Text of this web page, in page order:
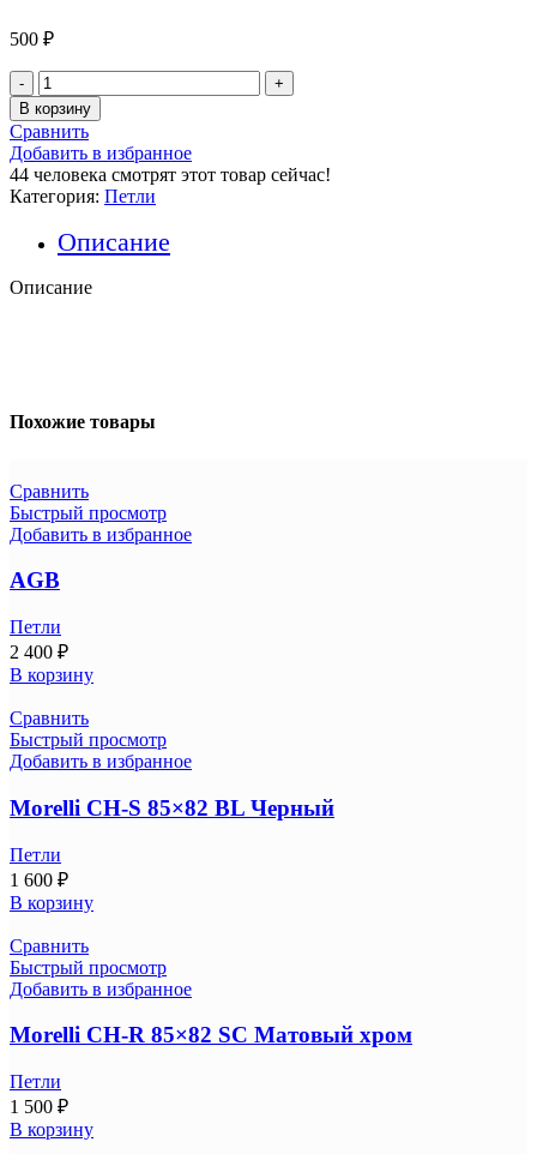
500 ₽
Количество
товара
VETTORE
100×75×2.5-
4BB
SSG
(Сатинированное
золото)Комплект-2шт.
В корзину
Сравнить
Добавить в избранное
44 человека смотрят этот товар сейчас!
Категория: Петли
Описание
Описание
Похожие товары
Сравнить
Быстрый просмотр
Добавить в избранное
AGB
Петли
2 400 ₽
В корзину
Сравнить
Быстрый просмотр
Добавить в избранное
Morelli CH-S 85×82 BL Черный
Петли
1 600 ₽
В корзину
Сравнить
Быстрый просмотр
Добавить в избранное
Morelli CH-R 85×82 SC Матовый хром
Петли
1 500 ₽
В корзину